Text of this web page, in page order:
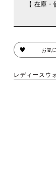
【 在庫
お気
レディースウ